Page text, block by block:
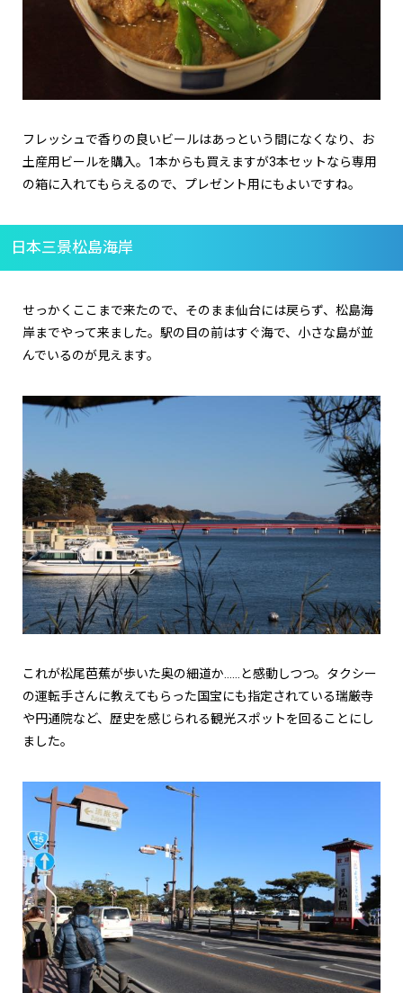
フレッシュで香りの良いビールはあっという間になくなり、お
土産用ビールを購入。1本からも買えますが3本セットなら専用
の箱に入れてもらえるので、プレゼント用にもよいですね。
日本三景松島海岸
せっかくここまで来たので、そのまま仙台には戻らず、松島海
岸までやって来ました。駅の目の前はすぐ海で、小さな島が並
んでいるのが見えます。
これが松尾芭蕉が歩いた奥の細道か……と感動しつつ。タクシー
の運転手さんに教えてもらった国宝にも指定されている瑞厳寺
や円通院など、歴史を感じられる観光スポットを回ることにし
ました。